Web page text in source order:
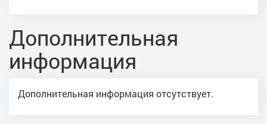
Дополнительная
информация
Дополнительная информация отсутствует.